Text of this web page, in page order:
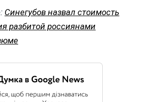
Синегубов назвал стоимость
разбитой россиянами